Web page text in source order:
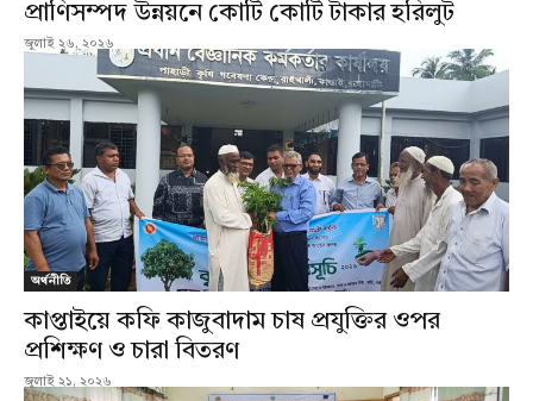
প্রাণিসম্পদ উন্নয়নে কোটি কোটি টাকার হরিলুট
জুলাই ২৬, ২০২৬
অর্থনীতি
কাপ্তাইয়ে কফি কাজুবাদাম চাষ প্রযুক্তির ওপর
প্রশিক্ষণ ও চারা বিতরণ
জুলাই ২১, ২০২৬